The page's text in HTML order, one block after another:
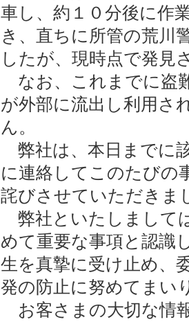
車し、約１０分後に作
き、直ちに所管の荒川
したが、現時点で発見
なお、これまでに盗
が外部に流出し利用さ
ん。
弊社は、本日までに
に連絡してこのたびの
詫びさせていただきま
弊社といたしまして
めて重要な事項と認識
生を真摯に受け止め、
発の防止に努めてまい
お客さまの大切な情